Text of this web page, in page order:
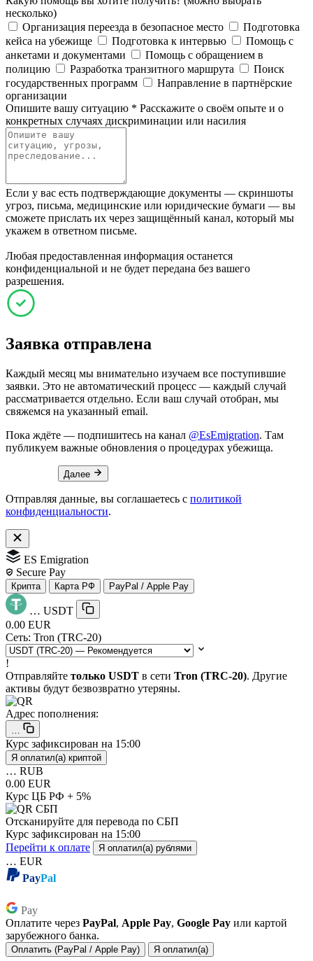
несколько)
Организация переезда в безопасное место
Подготовка
кейса на убежище
Подготовка к интервью
Помощь с
анкетами и документами
Помощь с обращением в
полицию
Разработка транзитного маршрута
Поиск
государственных программ
Направление в партнёрские
организации
Опишите вашу ситуацию * Расскажите о своём опыте и о
конкретных случаях дискриминации или насилия
Если у вас есть подтверждающие документы — скриншоты
угроз, письма, медицинские или юридические бумаги — вы
сможете прислать их через защищённый канал, который мы
укажем в ответном письме.
Любая предоставленная информация останется
конфиденциальной и не будет передана без вашего
разрешения.
Заявка отправлена
Каждый месяц мы внимательно изучаем все поступившие
заявки. Это не автоматический процесс — каждый случай
рассматривается отдельно. Если ваш случай отобран, мы
свяжемся на указанный email.
Пока ждёте — подпишитесь на канал @EsEmigration. Там
публикуем важные обновления о процедурах убежища.
Далее
Отправляя данные, вы соглашаетесь с политикой
конфиденциальности.
ES Emigration
Secure Pay
Крипта Карта РФ PayPal / Apple Pay
… USDT
0.00 EUR
Сеть: Tron (TRC-20)
!
Отправляйте только USDT в сети Tron (TRC-20). Другие
активы будут безвозвратно утеряны.
Адрес пополнения:
…
Курс зафиксирован на 15:00
Я оплатил(а) криптой
… RUB
0.00 EUR
Курс ЦБ РФ + 5%
Отсканируйте для перевода по СБП
Курс зафиксирован на 15:00
Перейти к оплате
Я оплатил(а) рублями
… EUR
PayPal
Pay
Оплатите через PayPal, Apple Pay, Google Pay или картой
зарубежного банка.
Оплатить (PayPal / Apple Pay) Я оплатил(а)